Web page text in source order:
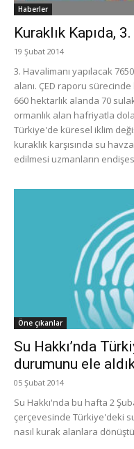
Haberler
Kuraklık Kapıda,
19 Şubat 2014
3. Havalimanı yapılacak
alanı. ÇED raporu
660 hektarlık alanda 70
ormanlık alan hafriyatla
Türkiye'de küresel iklim
kuraklık karşısında su
edilmesi uzmanların
Öne çıkanlar
Su Hakkı’nda
durumunu ele
05 Şubat 2014
Su Hakkı'nda bu hafta 2
çerçevesinde Türkiye'deki
nasıl kurak alanlara